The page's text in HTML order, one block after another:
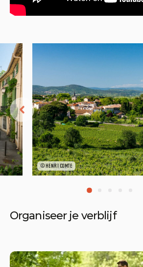
©HENRI COMTE
Organiseer je verblijf